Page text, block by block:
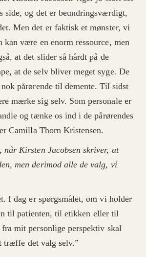
side, og det er beundringsværdigt,
Men det er faktisk et mønster, vi
være en enorm ressource, men
at det slider så hårdt på de
at de selv bliver meget syge. De
pårørende til demente. Til sidst
mærke sig selv. Som personale er
og tænke os ind i de pårørendes
Camilla Thorn Kristensen.
Kirsten Jacobsen skriver, at
men derimod alle de valg, vi
I dag er spørgsmålet, om vi holder
til patienten, til etikken eller til
mit personlige perspektiv skal
træffe det valg selv.”